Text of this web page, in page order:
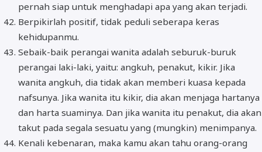
pernah siap untuk menghadapi apa yang akan terjadi.
Berpikirlah positif, tidak peduli seberapa keras
kehidupanmu.
Sebaik-baik perangai wanita adalah seburuk-buruk
perangai laki-laki, yaitu: angkuh, penakut, kikir. Jika
wanita angkuh, dia tidak akan memberi kuasa kepada
nafsunya. Jika wanita itu kikir, dia akan menjaga hartanya
dan harta suaminya. Dan jika wanita itu penakut, dia akan
takut pada segala sesuatu yang (mungkin) menimpanya.
Kenali kebenaran, maka kamu akan tahu orang-orang